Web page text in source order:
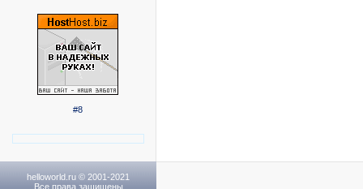
#8
helloworld.ru © 2001-2021
Все права защищены